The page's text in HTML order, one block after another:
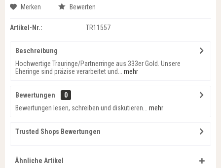
Merken Bewerten
Artikel-Nr.: TR11557
Beschreibung
Hochwertige Trauringe/Partnerringe aus 333er Gold. Unsere
Eheringe sind präzise verarbeitet und...
mehr
Bewertungen
0
Bewertungen lesen, schreiben und diskutieren...
mehr
Trusted Shops Bewertungen
Ähnliche Artikel